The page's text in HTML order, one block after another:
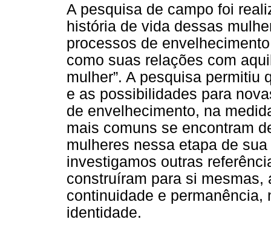
A pesquisa de campo foi
história de vida dessas
processos de
como suas relações com
mulher”. A pesquisa
e as possibilidades para
de envelhecimento, na
mais comuns se encontram
mulheres nessa etapa de
investigamos outras
construíram para si
continuidade e
identidade.